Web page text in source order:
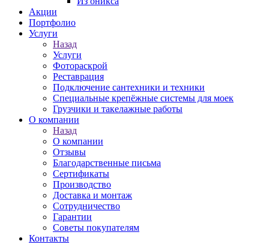
Акции
Портфолио
Услуги
Назад
Услуги
Фотораскрой
Реставрация
Подключение сантехники и техники
Специальные крепёжные системы для моек
Грузчики и такелажные работы
О компании
Назад
О компании
Отзывы
Благодарственные письма
Сертификаты
Производство
Доставка и монтаж
Сотрудничество
Гарантии
Советы покупателям
Контакты